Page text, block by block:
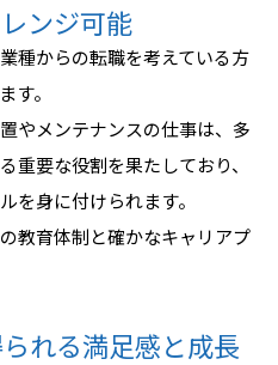
ンジ可能
種からの転職を考えている方
す。
やメンテナンスの仕事は、多
重要な役割を果たしており、
を身に付けられます。
教育体制と確かなキャリアプ
れる満足感と成長